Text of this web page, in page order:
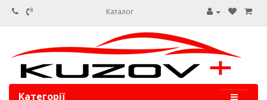
Каталог
Категорії